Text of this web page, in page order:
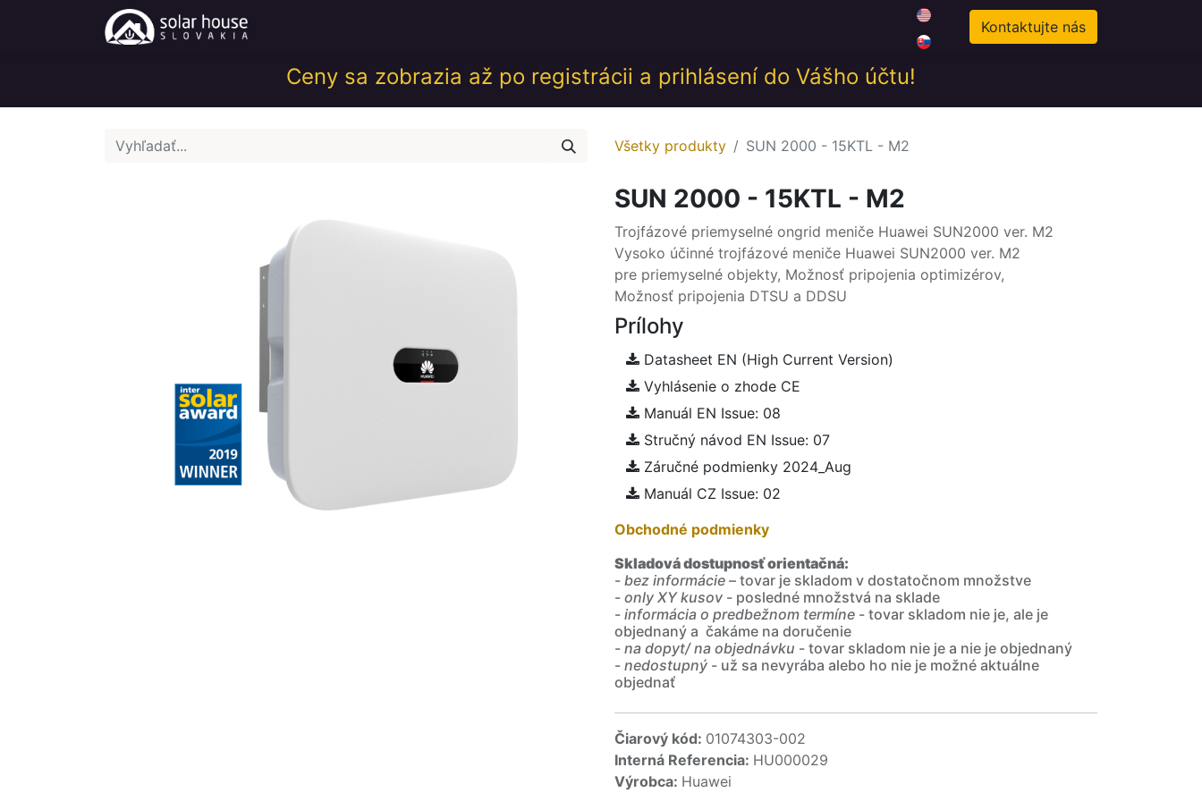
Novinky 0
Kontaktujte nás
Ceny sa zobrazia až po registrácii a prihlásení do Vášho účtu!
Všetky produkty SUN 2000 - 15KTL - M2
SUN 2000 - 15KTL - M2
Trojfázové priemyselné ongrid meniče Huawei SUN2000 ver. M2
Vysoko účinné trojfázové meniče Huawei SUN2000 ver. M2
pre priemyselné objekty, Možnosť pripojenia optimizérov,
Možnosť pripojenia DTSU a DDSU
Prílohy
Datasheet EN (High Current Version)
Vyhlásenie o zhode CE
Manuál EN Issue: 08
Stručný návod EN Issue: 07
Záručné podmienky 2024_Aug
Manuál CZ Issue: 02
Obchodné podmienky
Skladová dostupnosť orientačná:
- bez informácie – tovar je skladom v dostatočnom množstve
- only XY kusov - posledné množstvá na sklade
- informácia o predbežnom termíne - tovar skladom nie je, ale je
objednaný a čakáme na doručenie
- na dopyt/ na objednávku - tovar skladom nie je a nie je objednaný
- nedostupný - už sa nevyrába alebo ho nie je možné aktuálne
objednať
Čiarový kód: 01074303-002
Interná Referencia: HU000029
Výrobca: Huawei